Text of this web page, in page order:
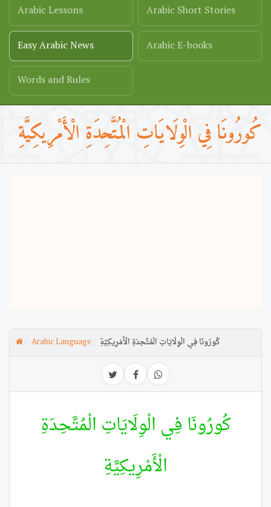
Arabic Lessons
Arabic Short Stories
Easy Arabic News
Arabic E-books
Words and Rules
كُورُونَا فِي الْوِلَايَاتِ الْمُتَّحِدَةِ الْأَمْرِيكِيَّةِ
Arabic Language كُورُونَا فِي الْوِلَايَاتِ الْمُتَّحِدَةِ الْأَمْرِيكِيَّةِ
كُورُونَا فِي الْوِلَايَاتِ الْمُتَّحِدَةِ
الْأَمْرِيكِيَّةِ